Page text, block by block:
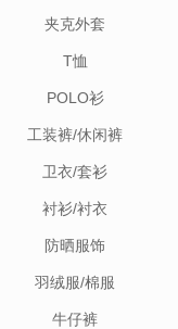
夹克外套
T恤
POLO衫
工装裤/休闲裤
卫衣/套衫
衬衫/衬衣
防晒服饰
羽绒服/棉服
牛仔裤